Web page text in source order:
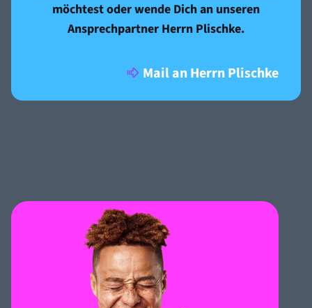
möchtest oder wende Dich an unseren
Ansprechpartner Herrn Plischke.
Mail an Herrn Plischke